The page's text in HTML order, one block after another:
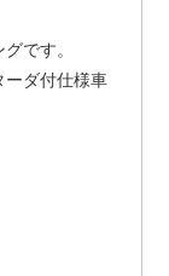
です。
ーダ付仕様車